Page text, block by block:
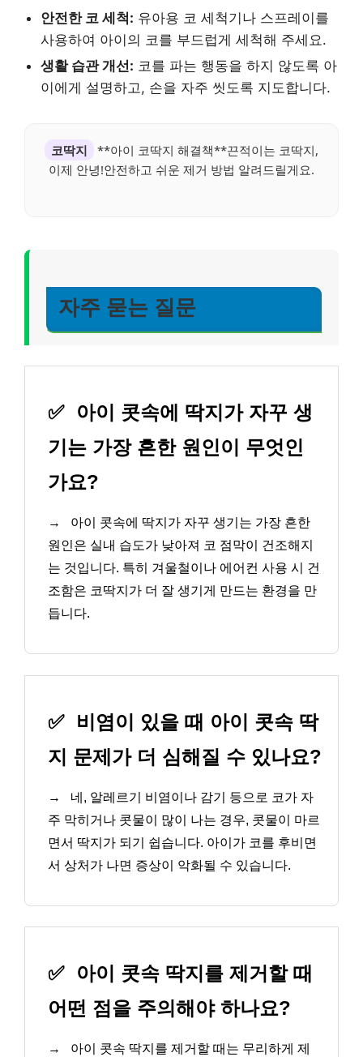
안전한 코 세척: 유아용 코 세척기나 스프레이를
사용하여 아이의 코를 부드럽게 세척해 주세요.
생활 습관 개선: 코를 파는 행동을 하지 않도록 아
이에게 설명하고, 손을 자주 씻도록 지도합니다.
코딱지
**아이 코딱지 해결책**끈적이는 코딱지,
이제 안녕!안전하고 쉬운 제거 방법 알려드릴게요.
자주 묻는 질문
✅
아이 콧속에 딱지가 자꾸 생
기는 가장 흔한 원인이 무엇인
가요?
→
아이 콧속에 딱지가 자꾸 생기는 가장 흔한
원인은 실내 습도가 낮아져 코 점막이 건조해지
는 것입니다. 특히 겨울철이나 에어컨 사용 시 건
조함은 코딱지가 더 잘 생기게 만드는 환경을 만
듭니다.
✅
비염이 있을 때 아이 콧속 딱
지 문제가 더 심해질 수 있나요?
→
네, 알레르기 비염이나 감기 등으로 코가 자
주 막히거나 콧물이 많이 나는 경우, 콧물이 마르
면서 딱지가 되기 쉽습니다. 아이가 코를 후비면
서 상처가 나면 증상이 악화될 수 있습니다.
✅
아이 콧속 딱지를 제거할 때
어떤 점을 주의해야 하나요?
→
아이 콧속 딱지를 제거할 때는 무리하게 제